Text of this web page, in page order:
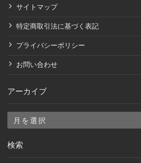
サイトマップ
特定商取引法に基づく表記
プライバシーポリシー
お問い合わせ
アーカイブ
ア
カ
検索